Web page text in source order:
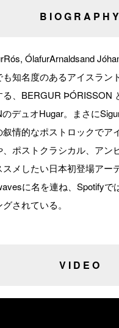
BIOGRAPHY
ÓlafurArnaldsand
も知名度のあるアイスラン
る、BERGUR ÞÓRISSON
デュオHugar。まさに
叙情的なポストロックでア
、ポストクラシカル、アン
スメしたい日本初登場アー
に名を連ね、Spotifyで
されている。
VIDEO